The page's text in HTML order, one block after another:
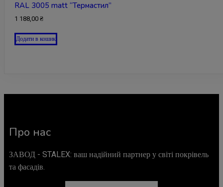
RAL 3005 matt “Термастил”
1 188,00₴
Додати в кошик
Про нас
ЗАВОД - STALEX: ваш надійний партнер у світі покрівель
та фасадів.